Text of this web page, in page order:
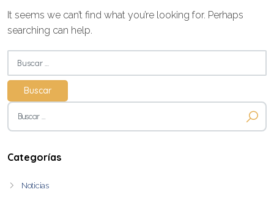
It seems we can’t find what you’re looking for. Perhaps
searching can help.
Buscar:
Buscar:
Categorías
Noticias